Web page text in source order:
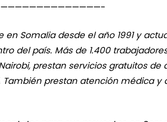
en Somalia desde el año 1991 y
del país. Más de 1.400
prestan servicios gratuitos
prestan atención médica y